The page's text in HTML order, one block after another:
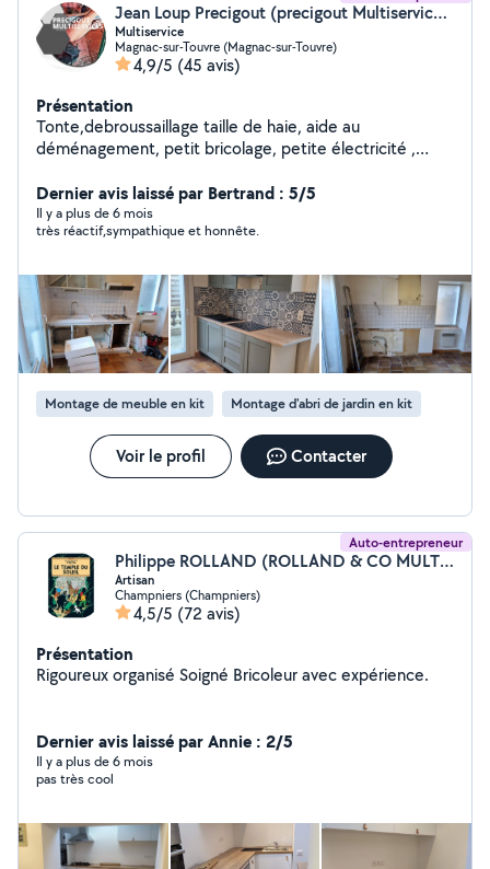
Jean Loup Precigout (precigout Multiservice ( P.M.S ))
Multiservice
Magnac-sur-Touvre (Magnac-sur-Touvre)
4,9/5 (45 avis)
Présentation
Tonte,debroussaillage taille de haie, aide au
déménagement, petit bricolage, petite électricité ,
Dernier avis laissé par Bertrand : 5/5
Il y a plus de 6 mois
très réactif,sympathique et honnête.
Montage de meuble en kit Montage d'abri de jardin en kit
Voir le profil Contacter
Auto-entrepreneur
Philippe ROLLAND (ROLLAND & CO MULTI SERVICES)
Artisan
Champniers (Champniers)
4,5/5 (72 avis)
Présentation
Rigoureux organisé Soigné Bricoleur avec expérience.
Dernier avis laissé par Annie : 2/5
Il y a plus de 6 mois
pas très cool